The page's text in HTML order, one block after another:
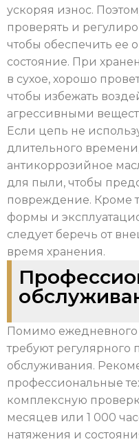
ускоряя износ.
проверять и
чтобы обеспечить ее
состояние. При
в сухое, хорошо
чтобы избежать
агрессивными
Если цепь не
длительного
антикоррозийное
для пыли, чтобы
повреждение. Кроме
формы и
следует беречь от
время хранения.
Помимо
требуют регулярного
обслуживания.
профессиональные
комплексную
месяцев или 1 000
натяжения и